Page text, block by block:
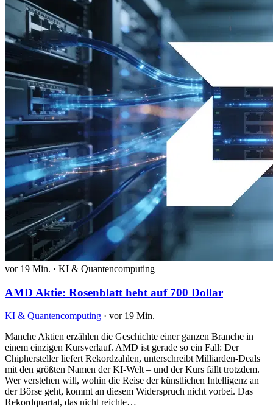
vor 19 Min. · KI & Quantencomputing
AMD Aktie: Rosenblatt hebt auf 700 Dollar
KI & Quantencomputing · vor 19 Min.
Manche Aktien erzählen die Geschichte einer ganzen Branche in
einem einzigen Kursverlauf. AMD ist gerade so ein Fall: Der
Chiphersteller liefert Rekordzahlen, unterschreibt Milliarden-Deals
mit den größten Namen der KI-Welt – und der Kurs fällt trotzdem.
Wer verstehen will, wohin die Reise der künstlichen Intelligenz an
der Börse geht, kommt an diesem Widerspruch nicht vorbei. Das
Rekordquartal, das nicht reichte…